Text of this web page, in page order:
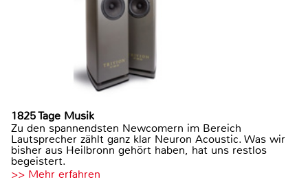
1825 Tage Musik
Zu den spannendsten Newcomern im Bereich
Lautsprecher zählt ganz klar Neuron Acoustic. Was wir
bisher aus Heilbronn gehört haben, hat uns restlos
begeistert.
>> Mehr erfahren